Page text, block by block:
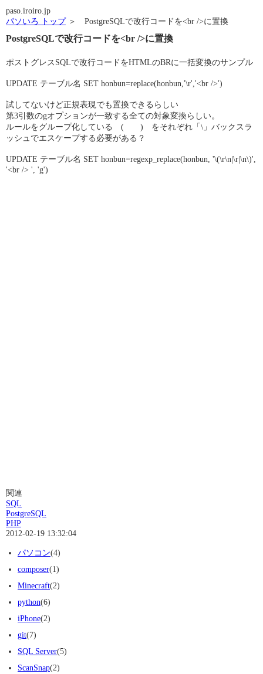
paso.iroiro.jp
パソいろ トップ＞ PostgreSQLで改行コードを<br />に置換
PostgreSQLで改行コードを<br />に置換
ポストグレスSQLで改行コードをHTMLのBRに一括変換のサンプル
UPDATE テーブル名 SET honbun=replace(honbun,'\r','<br />')
試してないけど正規表現でも置換できるらしい
第3引数のgオプションが一致する全ての対象変換らしい。
ルールをグループ化している ( ) をそれぞれ「\」バックスラ
ッシュでエスケープする必要がある？
UPDATE テーブル名 SET honbun=regexp_replace(honbun, '\(\r\n|\r|\n\)',
'<br /> ', 'g')
関連
SQL
PostgreSQL
PHP
2012-02-19 13:32:04
パソコン(4)
composer(1)
Minecraft(2)
python(6)
iPhone(2)
git(7)
SQL Server(5)
ScanSnap(2)